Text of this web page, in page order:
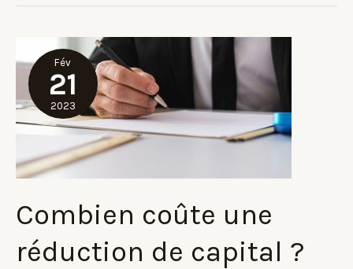
capital
comment
faire
Fév
21
2023
Combien coûte une
réduction de capital ?